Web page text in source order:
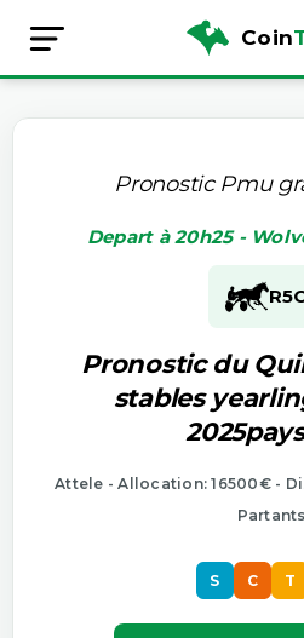
Coin
Pronostic Pmu
Depart à 20h25 -
R5
Pronostic du
stables
Attele - Allocation: 16500€ -
Partants
S C T